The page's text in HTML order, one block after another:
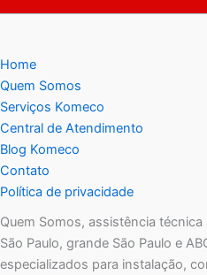
Home
Quem Somos
Serviços Komeco
Central de Atendimento
Blog Komeco
Contato
Política de privacidade
Quem Somos, assistência
São Paulo, grande São Paulo e
especializados para instalação,